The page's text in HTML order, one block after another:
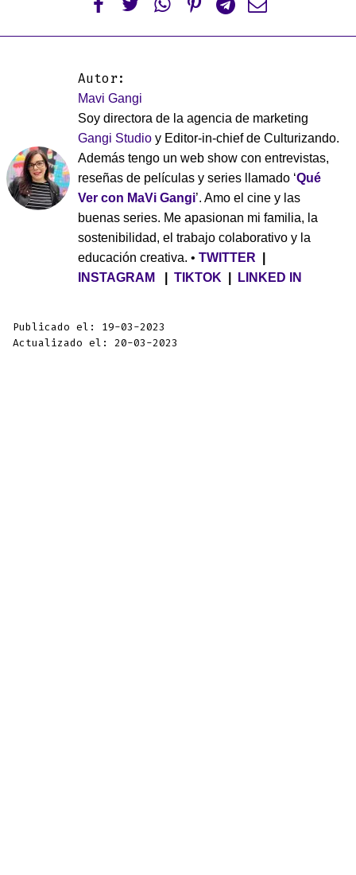
     
Autor:
Mavi Gangi
Soy directora de la agencia de marketing
Gangi Studio y Editor-in-chief de Culturizando.
Además tengo un web show con entrevistas,
reseñas de películas y series llamado ‘Qué
Ver con MaVi Gangi’. Amo el cine y las
buenas series. Me apasionan mi familia, la
sostenibilidad, el trabajo colaborativo y la
educación creativa. • TWITTER
INSTAGRAM
TIKTOK LINKED IN
Publicado el: 19-03-2023
Actualizado el: 20-03-2023